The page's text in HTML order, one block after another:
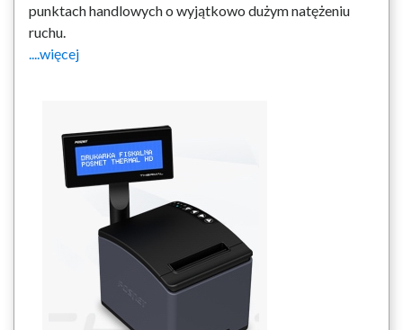
punktach handlowych o wyjątkowo dużym natężeniu
ruchu.
....więcej